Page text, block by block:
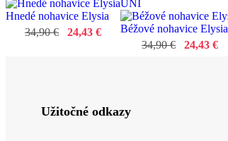
Hnedé nohavice Elysia
34,90 €
24,43 €
UNI
Béžové nohavice Elysia
34,90 €
24,43 €
Užitočné odkazy